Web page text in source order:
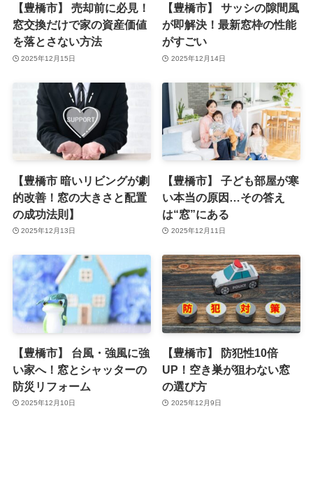
【豊橋市】 売却前に必見！
窓交換だけで家の資産価値
を落とさない方法
2025年12月15日
【豊橋市】 サッシの隙間風
が即解決！最新窓枠の性能
がすごい
2025年12月14日
【豊橋市 暗いリビングが劇
的改善！窓の大きさと配置
の成功法則】
2025年12月13日
【豊橋市】 子ども部屋が寒
い本当の原因…その答え
は“窓”にある
2025年12月11日
【豊橋市】 台風・強風に強
い家へ！窓とシャッターの
防災リフォーム
2025年12月10日
【豊橋市】 防犯性10倍
UP！空き巣が狙わない窓
の選び方
2025年12月9日